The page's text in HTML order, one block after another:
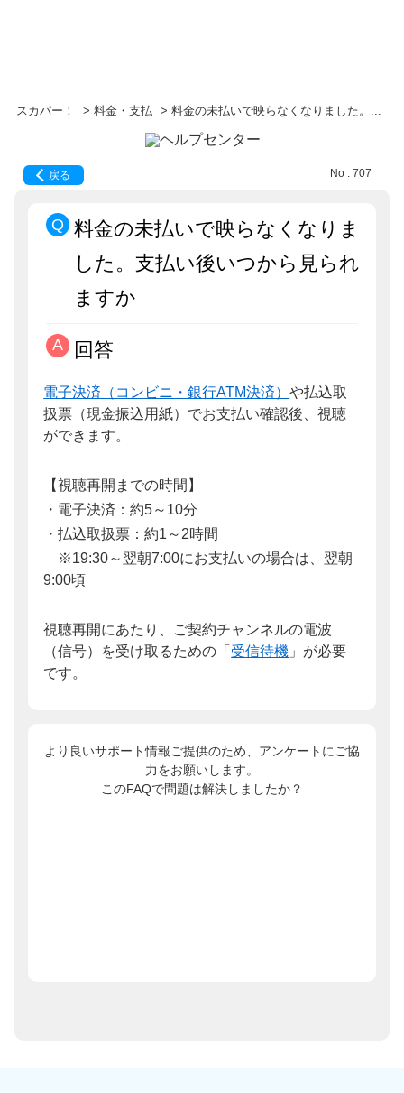
スカパー！ > 料金・支払 > 料金の未払いで映らなくなりました。...
戻る No : 707
料金の未払いで映らなくなりま
した。支払い後いつから見られ
ますか
回答
電子決済（コンビニ・銀行ATM決済）や払込取
扱票（現金振込用紙）でお支払い確認後、視聴
ができます。
【視聴再開までの時間】
・電子決済：約5～10分
・払込取扱票：約1～2時間
※19:30～翌朝7:00にお支払いの場合は、翌朝
9:00頃
視聴再開にあたり、ご契約チャンネルの電波
（信号）を受け取るための「 受信待機 」が必要
です。
より良いサポート情報ご提供のため、アンケートにご協
力をお願いします。
このFAQで問題は解決しましたか？